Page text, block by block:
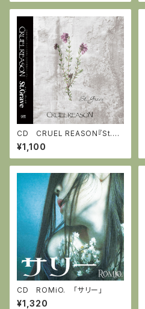
CD CRUEL REASON『St.Gr
ave』全５曲(特別に代表曲より
ボーナストラック3曲＋カラオケ
Ver)
¥1,100
CD ROMiO. 「サリー」
¥1,320